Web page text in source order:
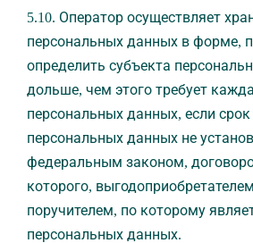
5.10. Оператор осуществляет
персональных данных в форме,
определить субъекта
дольше, чем этого требует
персональных данных, если срок
персональных данных не
федеральным законом,
которого,
поручителем, по которому
персональных данных.